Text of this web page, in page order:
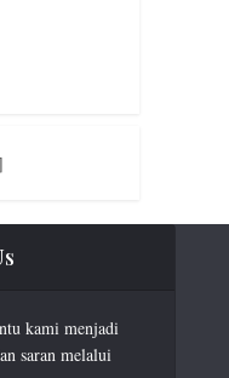
kami menjadi
saran melalui